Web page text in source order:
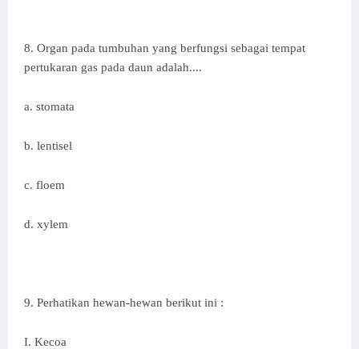
8. Organ pada tumbuhan yang berfungsi sebagai tempat
pertukaran gas pada daun adalah....
a. stomata
b. lentisel
c. floem
d. xylem
9. Perhatikan hewan-hewan berikut ini :
I. Kecoa